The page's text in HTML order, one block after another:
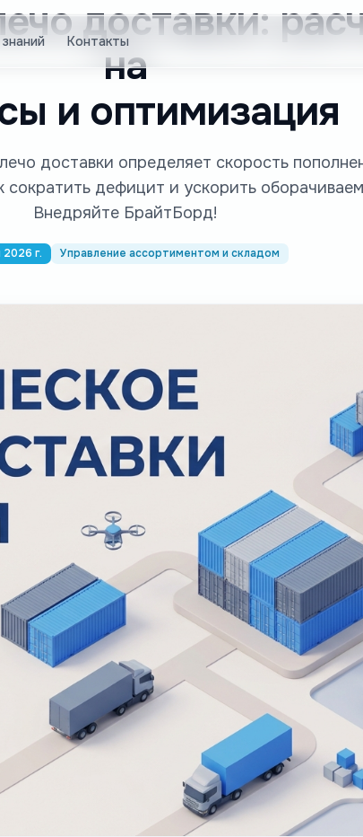
Контакты
доставки:
на
и оптимизация
доставки определяет скорость
сократить дефицит и ускорить
Внедряйте БрайтБорд!
г. Управление ассортиментом и складом